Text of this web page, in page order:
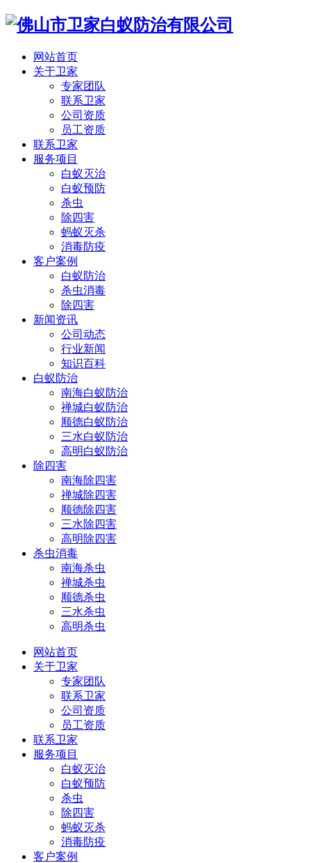
网站首页
关于卫家
专家团队
联系卫家
公司资质
员工资质
联系卫家
服务项目
白蚁灭治
白蚁预防
杀虫
除四害
蚂蚁灭杀
消毒防疫
客户案例
白蚁防治
杀虫消毒
除四害
新闻资讯
公司动态
行业新闻
知识百科
白蚁防治
南海白蚁防治
禅城白蚁防治
顺德白蚁防治
三水白蚁防治
高明白蚁防治
除四害
南海除四害
禅城除四害
顺德除四害
三水除四害
高明除四害
杀虫消毒
南海杀虫
禅城杀虫
顺德杀虫
三水杀虫
高明杀虫
网站首页
关于卫家
专家团队
联系卫家
公司资质
员工资质
联系卫家
服务项目
白蚁灭治
白蚁预防
杀虫
除四害
蚂蚁灭杀
消毒防疫
客户案例